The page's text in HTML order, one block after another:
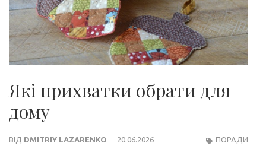
Які прихватки обрати для
дому
ВІД DMITRIY LAZARENKO 20.06.2026 ПОРАДИ